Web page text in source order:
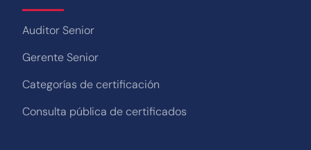
Auditor Senior
Gerente Senior
Categorías de certificación
Consulta pública de certificados